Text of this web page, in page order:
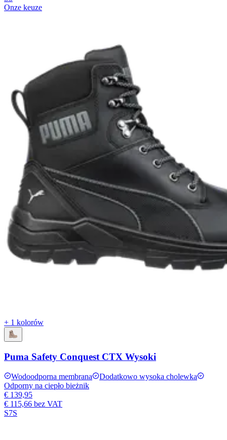
Onze keuze
+ 1 kolorów
Puma Safety Conquest CTX Wysoki
Wodoodporna membrana
Dodatkowo wysoka cholewka
Odporny na ciepło bieżnik
€ 139,95
€ 115,66 bez VAT
S7S